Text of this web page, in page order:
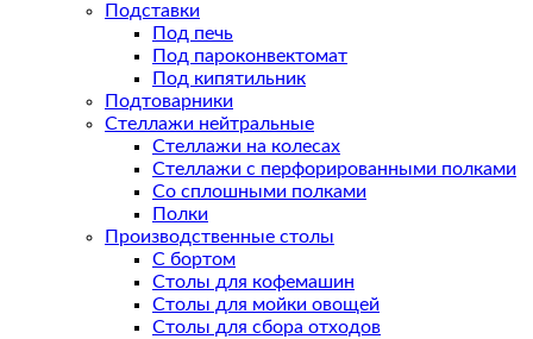
Подставки
Под печь
Под пароконвектомат
Под кипятильник
Подтоварники
Стеллажи нейтральные
Стеллажи на колесах
Стеллажи с перфорированными полками
Со сплошными полками
Полки
Производственные столы
С бортом
Столы для кофемашин
Столы для мойки овощей
Столы для сбора отходов